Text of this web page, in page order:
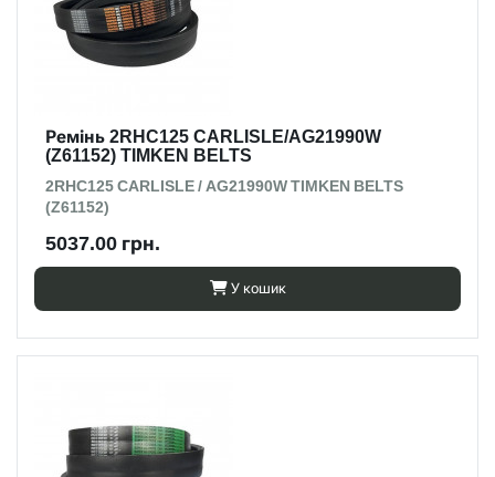
Ремінь 2RHC125 CARLISLE/AG21990W
(Z61152) TIMKEN BELTS
2RHC125 CARLISLE / AG21990W TIMKEN BELTS
(Z61152)
5037.00 грн.
У кошик